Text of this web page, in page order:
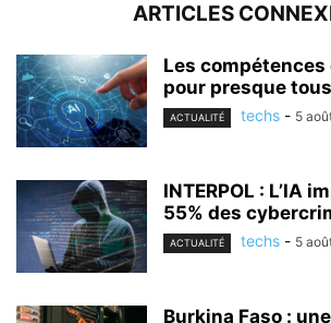
ARTICLES
Les compétences
pour presque
ACTUALITÉ techs - 5
INTERPOL : L’IA
55% des
ACTUALITÉ techs - 5
Burkina Faso :